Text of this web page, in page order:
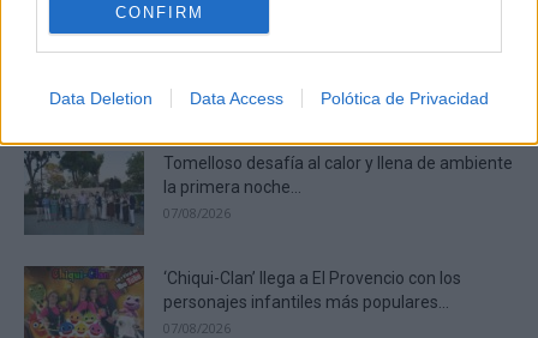
CONFIRM
Data Deletion Data Access Polótica de Privacidad
Lujo con carácter
Una joya para mujeres que no piden permiso
DISCOVER WITH
Últimas noticias
Tomelloso desafía al calor y llena de ambiente
la primera noche...
07/08/2026
‘Chiqui-Clan’ llega a El Provencio con los
personajes infantiles más populares...
07/08/2026